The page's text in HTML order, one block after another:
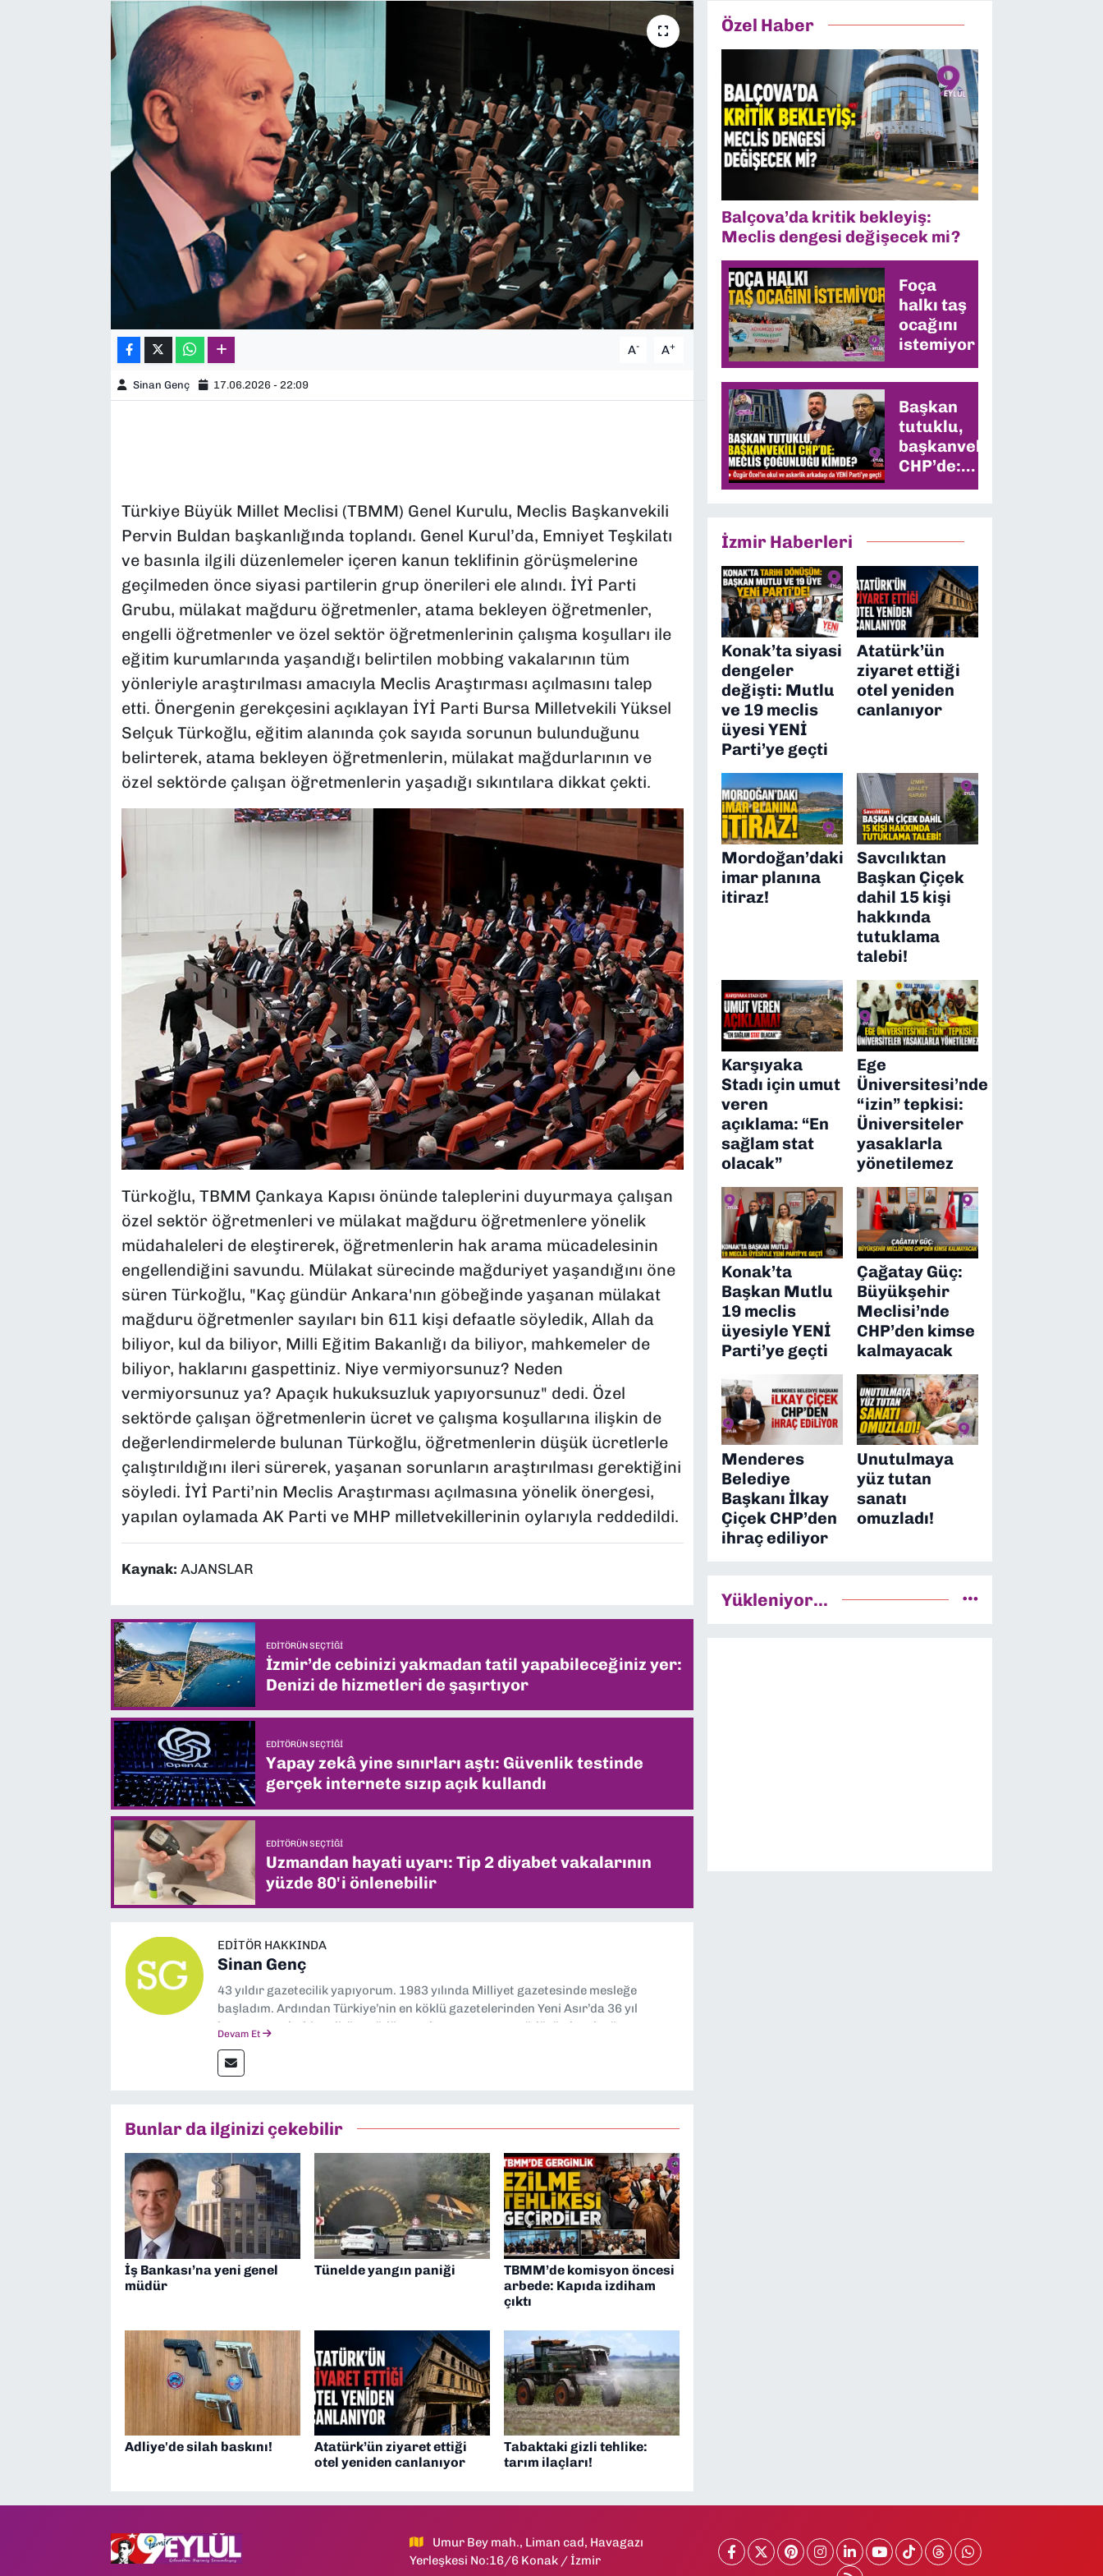
A- A+
Sinan Genç 17.06.2026 - 22:09
Türkiye Büyük Millet Meclisi (TBMM) Genel Kurulu, Meclis Başkanvekili
Pervin Buldan başkanlığında toplandı. Genel Kurul’da, Emniyet Teşkilatı
ve basınla ilgili düzenlemeler içeren kanun teklifinin görüşmelerine
geçilmeden önce siyasi partilerin grup önerileri ele alındı. İYİ Parti
Grubu, mülakat mağduru öğretmenler, atama bekleyen öğretmenler,
engelli öğretmenler ve özel sektör öğretmenlerinin çalışma koşulları ile
eğitim kurumlarında yaşandığı belirtilen mobbing vakalarının tüm
yönleriyle araştırılması amacıyla Meclis Araştırması açılmasını talep
etti. Önergenin gerekçesini açıklayan İYİ Parti Bursa Milletvekili Yüksel
Selçuk Türkoğlu, eğitim alanında çok sayıda sorunun bulunduğunu
belirterek, atama bekleyen öğretmenlerin, mülakat mağdurlarının ve
özel sektörde çalışan öğretmenlerin yaşadığı sıkıntılara dikkat çekti.
Türkoğlu, TBMM Çankaya Kapısı önünde taleplerini duyurmaya çalışan
özel sektör öğretmenleri ve mülakat mağduru öğretmenlere yönelik
müdahaleleri de eleştirerek, öğretmenlerin hak arama mücadelesinin
engellendiğini savundu. Mülakat sürecinde mağduriyet yaşandığını öne
süren Türkoğlu, "Kaç gündür Ankara'nın göbeğinde yaşanan mülakat
mağduru öğretmenler sayıları bin 611 kişi defaatle söyledik, Allah da
biliyor, kul da biliyor, Milli Eğitim Bakanlığı da biliyor, mahkemeler de
biliyor, haklarını gaspettiniz. Niye vermiyorsunuz? Neden
vermiyorsunuz ya? Apaçık hukuksuzluk yapıyorsunuz" dedi. Özel
sektörde çalışan öğretmenlerin ücret ve çalışma koşullarına ilişkin de
değerlendirmelerde bulunan Türkoğlu, öğretmenlerin düşük ücretlerle
çalıştırıldığını ileri sürerek, yaşanan sorunların araştırılması gerektiğini
söyledi. İYİ Parti’nin Meclis Araştırması açılmasına yönelik önergesi,
yapılan oylamada AK Parti ve MHP milletvekillerinin oylarıyla reddedildi.
Kaynak: AJANSLAR
EDITÖRÜN SEÇTIĞI
İzmir’de cebinizi yakmadan tatil yapabileceğiniz yer:
Denizi de hizmetleri de şaşırtıyor
EDITÖRÜN SEÇTIĞI
Yapay zekâ yine sınırları aştı: Güvenlik testinde
gerçek internete sızıp açık kullandı
EDITÖRÜN SEÇTIĞI
Uzmandan hayati uyarı: Tip 2 diyabet vakalarının
yüzde 80'i önlenebilir
EDITÖR HAKKINDA
Sinan Genç
43 yıldır gazetecilik yapıyorum. 1983 yılında Milliyet gazetesinde mesleğe
başladım. Ardından Türkiye’nin en köklü gazetelerinden Yeni Asır’da 36 yıl
boyunca muhabir, editör, müdür yardımcısı ve spor müdürü olarak görev
anda Dokuz Eylül Gazetesi'nde editörlük yapıyorum
Devam Et
Bunlar da ilginizi çekebilir
İş Bankası’na yeni genel
müdür
Tünelde yangın paniği
TBMM’de komisyon öncesi
arbede: Kapıda izdiham
çıktı
Adliye'de silah baskını!
Atatürk’ün ziyaret ettiği
otel yeniden canlanıyor
Tabaktaki gizli tehlike:
tarım ilaçları!
Özel Haber
Balçova’da kritik bekleyiş:
Meclis dengesi değişecek mi?
Foça
halkı taş
ocağını
istemiyor
Başkan
tutuklu,
başkanvekili
CHP’de:
Meclis
İzmir Haberleri
Konak’ta siyasi
dengeler
değişti: Mutlu
ve 19 meclis
üyesi YENİ
Parti’ye geçti
Atatürk’ün
ziyaret ettiği
otel yeniden
canlanıyor
Mordoğan’daki
imar planına
itiraz!
Savcılıktan
Başkan Çiçek
dahil 15 kişi
hakkında
tutuklama
talebi!
Karşıyaka
Stadı için umut
veren
açıklama: “En
sağlam stat
olacak”
Ege
Üniversitesi’nde
“izin” tepkisi:
Üniversiteler
yasaklarla
yönetilemez
Konak’ta
Başkan Mutlu
19 meclis
üyesiyle YENİ
Parti’ye geçti
Çağatay Güç:
Büyükşehir
Meclisi’nde
CHP’den kimse
kalmayacak
Menderes
Belediye
Başkanı İlkay
Çiçek CHP’den
ihraç ediliyor
Unutulmaya
yüz tutan
sanatı
omuzladı!
Yükleniyor...
Umur Bey mah., Liman cad, Havagazı
Yerleşkesi No:16/6 Konak / İzmir
YEREL YÖNETİMLER